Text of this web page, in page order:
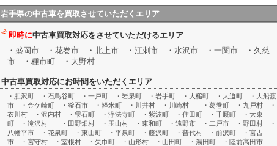
岩手県の中古車を買取させていただくエリア
即時に中古車買取対応をさせていただけるエリア
・盛岡市 ・花巻市 ・北上市 ・江刺市 ・水沢市 ・一関市 ・久慈
市 ・種市町 ・大野村
中古車買取対応にお時間をいただくエリア
・胆沢町 ・石鳥谷町 ・一戸町 ・岩泉町 ・岩手町 ・大槌町 ・大迫町 ・大船渡
市 ・金ケ崎町 ・釜石市 ・軽米町 ・川井村 ・川崎村 ・葛巻町 ・九戸村 ・
衣川村 ・沢内村 ・雫石町 ・浄法寺町 ・紫波町 ・住田町 ・千厩町 ・大東
町 ・滝沢村 ・田野畑村 ・玉山村 ・東和町 ・遠野市 ・二戸市 ・野田村 ・
八幡平市 ・花泉町 ・東山町 ・平泉町 ・藤沢町 ・普代村 ・前沢町 ・宮古
市 ・宮守村 ・室根村 ・矢巾町 ・山形村 ・山田町 ・湯田町 ・陸前高田市